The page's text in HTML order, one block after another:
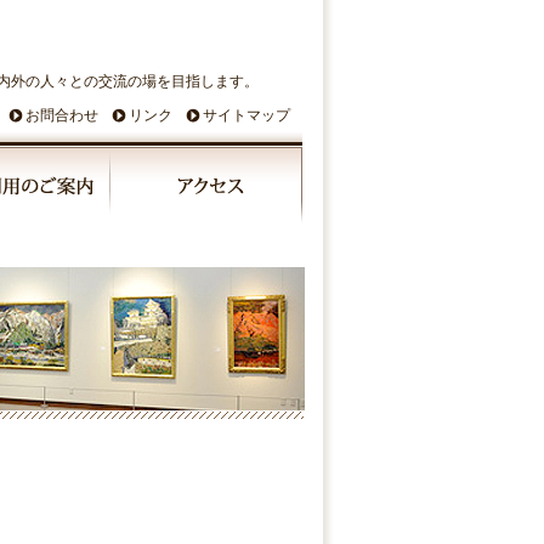
の人々との交流の場を目指します。
サイトマップ
リンク
お問合わせ